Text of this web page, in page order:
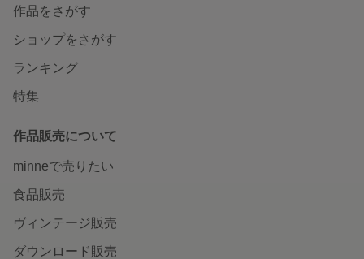
作品をさがす
ショップをさがす
ランキング
特集
作品販売について
minneで売りたい
食品販売
ヴィンテージ販売
ダウンロード販売